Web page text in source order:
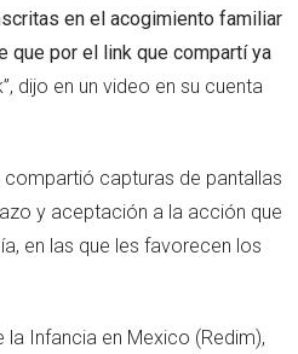
en el acogimiento familiar
que por el link que compartí ya
dijo en un video en su cuenta
capturas de pantallas
y aceptación a la acción que
en las que les favorecen los
Infancia en Mexico (Redim),